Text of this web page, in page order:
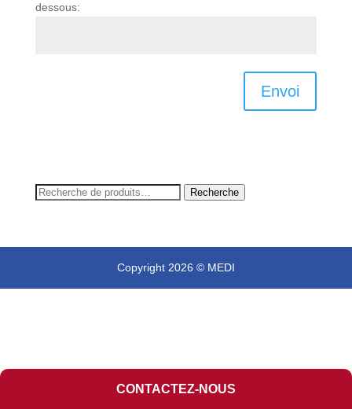
dessous:
Envoi
Recherche
Recherche
Copyright 2026 © MEDI
CONTACTEZ-NOUS